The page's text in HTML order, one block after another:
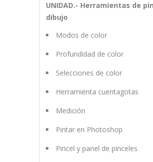
UNIDAD.- Herramientas de
dibujo
Modos de color
Profundidad de color
Selecciones de color
Herramienta cuentagotas
Medición
Pintar en Photoshop
Pincel y panel de pinceles